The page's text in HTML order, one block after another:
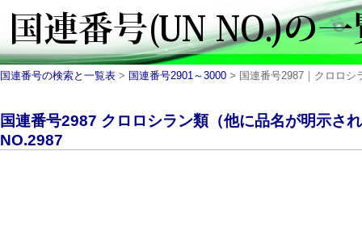
国連番号の検索と一覧表 > 国連番号2901～3000 > 国連番号2987｜クロロシ
国連番号2987 クロロシラン類（他に品名が明示さ
NO.2987